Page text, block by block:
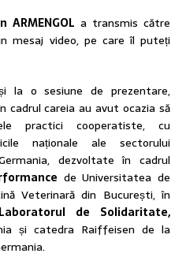
ARMENGOL a transmis către
mesaj video, pe care îl puteți
la o sesiune de prezentare,
cadrul careia au avut ocazia să
practici cooperatiste, cu
naționale ale sectorului
dezvoltate în cadrul
de Universitatea de
Veterinară din București, în
de Solidaritate,
și catedra Raiffeisen de la